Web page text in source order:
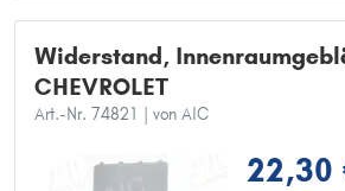
Widerstand,
CHEVROLET
Art.-Nr. 74821 | von AIC
22,30